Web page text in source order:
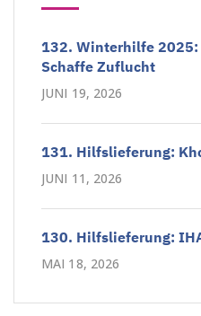
132. Winterhilfe 2025:
Schaffe Zuflucht
JUNI 19, 2026
131. Hilfslieferung:
JUNI 11, 2026
130. Hilfslieferung:
MAI 18, 2026